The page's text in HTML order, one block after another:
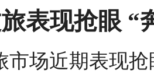
表现抢眼 “
市场近期表现